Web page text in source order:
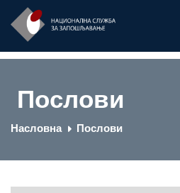
Послови
Насловна Послови